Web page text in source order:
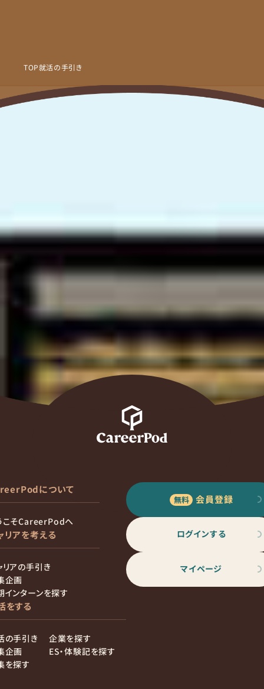
TOP就活の手引き
について
こそCareerPodへ
リアを考える
リアの手引き
企画
インターンを探す
をする
の手引き
企画
を探す
企業を探す
ES・体験記を探す
会員登録
ログインする
マイページ